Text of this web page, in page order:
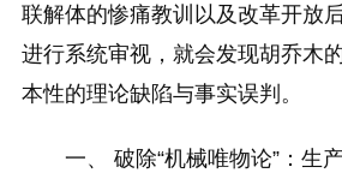
联解体的惨痛教训以及改革开放
进行系统审视，就会发现胡乔木
本性的理论缺陷与事实误判。
一、 破除“机械唯物论”：生